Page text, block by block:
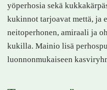
yöperhosia sekä
kukinnot tarjoavat mettä, ja
neitoperhonen, amiraali ja
kukilla. Mainio lisä
luonnonmukaiseen